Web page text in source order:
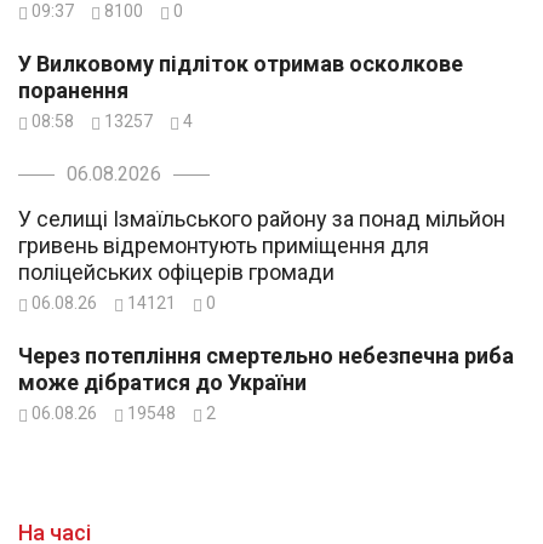
09:37 8100 0
У Вилковому підліток отримав осколкове
поранення
08:58 13257 4
06.08.2026
У селищі Ізмаїльського району за понад мільйон
гривень відремонтують приміщення для
поліцейських офіцерів громади
06.08.26 14121 0
Через потепління смертельно небезпечна риба
може дібратися до України
06.08.26 19548 2
На часі